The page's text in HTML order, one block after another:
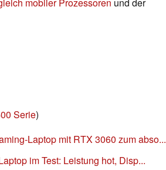
mobiler Prozessoren und der
Serie)
Laptop mit RTX 3060 zum abso...
im Test: Leistung hot, Disp...